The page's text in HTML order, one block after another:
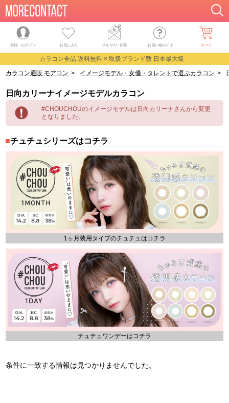
登録・ログイン お気に入り メルマガ・割引 お買い物ガイド カート
カラコン全品 送料無料 × 取扱ブランド数 日本最大級
カラコン通販 モアコン > イメージモデル・女優・タレントで選ぶカラコン >
日向カリーナイメージモデルカラコン
#CHOUCHOUのイメージモデルは日向カリーナさんから変更
となりました。
チュチュシリーズはコチラ
1ヶ月装用タイプのチュチュはコチラ
チュチュワンデーはコチラ
条件に一致する情報は見つかりませんでした。